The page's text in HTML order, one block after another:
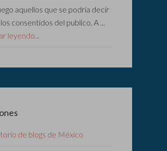
aquellos que se podría decir
consentidos del publico. A ...
leyendo...